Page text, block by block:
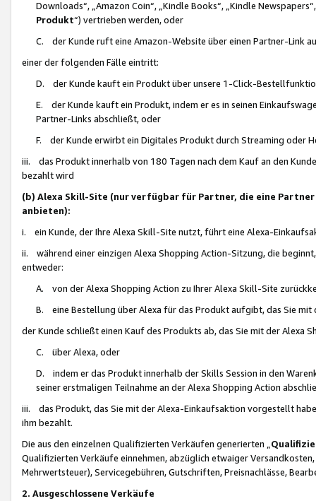
Downloads“, „Amazon Coin“, „Kindle Books“, „Kindle
Produkt“) vertrieben werden, oder
C. der Kunde ruft eine Amazon-Website über einen Partner-Link
einer der folgenden Fälle eintritt:
D. der Kunde kauft ein Produkt über unsere 1-Click-
E. der Kunde kauft ein Produkt, indem er es in seinen
Partner-Links abschließt, oder
F. der Kunde erwirbt ein Digitales Produkt durch Streaming oder
iii. das Produkt innerhalb von 180 Tagen nach dem Kauf an den
bezahlt wird
(b) Alexa Skill-Site (nur verfügbar für Partner, die eine
anbieten):
i. ein Kunde, der Ihre Alexa Skill-Site nutzt, führt eine Alexa-
ii. während einer einzigen Alexa Shopping Action-Sitzung, die
entweder:
A. von der Alexa Shopping Action zu Ihrer Alexa Skill-Site
B. eine Bestellung über Alexa für das Produkt aufgibt, das Sie mit
der Kunde schließt einen Kauf des Produkts ab, das Sie mit der Alexa
C. über Alexa, oder
D. indem er das Produkt innerhalb der Skills Session in den
seiner erstmaligen Teilnahme an der Alexa Shopping Action
iii. das Produkt, das Sie mit der Alexa-Einkaufsaktion vorgestellt
ihm bezahlt.
Die aus den einzelnen Qualifizierten Verkäufen generierten „
Qualifizierten Verkäufe einnehmen, abzüglich etwaiger
Mehrwertsteuer), Servicegebühren, Gutschriften, Preisnachlässe,
2. Ausgeschlossene Verkäufe